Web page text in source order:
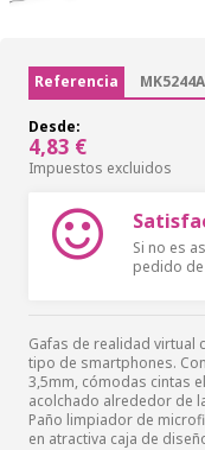
Referencia
Desde:
4,83 €
Impuestos excluidos
Si no es
pedido
Gafas de realidad virtual
tipo de smartphones.
3,5mm, cómodas cintas
acolchado alrededor de
Paño limpiador de
en atractiva caja de